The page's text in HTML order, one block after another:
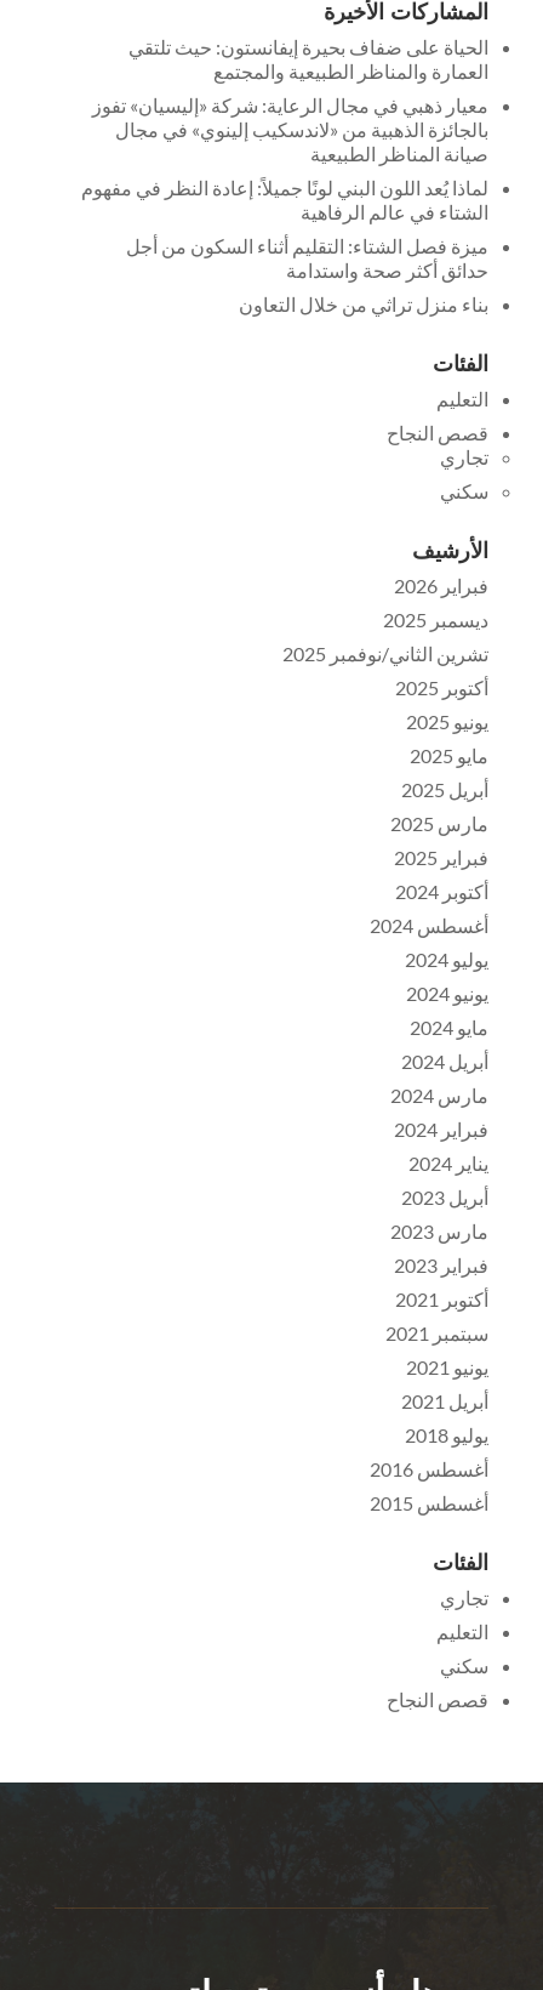
المشاركات الأخيرة
الحياة على ضفاف بحيرة إيفانستون: حيث تلتقي
العمارة والمناظر الطبيعية والمجتمع
معيار ذهبي في مجال الرعاية: شركة «إليسيان» تفوز
بالجائزة الذهبية من «لاندسكيب إلينوي» في مجال
صيانة المناظر الطبيعية
لماذا يُعد اللون البني لونًا جميلاً: إعادة النظر في مفهوم
الشتاء في عالم الرفاهية
ميزة فصل الشتاء: التقليم أثناء السكون من أجل
حدائق أكثر صحة واستدامة
بناء منزل تراثي من خلال التعاون
الفئات
التعليم
قصص النجاح
تجاري
سكني
الأرشيف
فبراير 2026
ديسمبر 2025
تشرين الثاني/نوفمبر 2025
أكتوبر 2025
يونيو 2025
مايو 2025
أبريل 2025
مارس 2025
فبراير 2025
أكتوبر 2024
أغسطس 2024
يوليو 2024
يونيو 2024
مايو 2024
أبريل 2024
مارس 2024
فبراير 2024
يناير 2024
أبريل 2023
مارس 2023
فبراير 2023
أكتوبر 2021
سبتمبر 2021
يونيو 2021
أبريل 2021
يوليو 2018
أغسطس 2016
أغسطس 2015
الفئات
تجاري
التعليم
سكني
قصص النجاح